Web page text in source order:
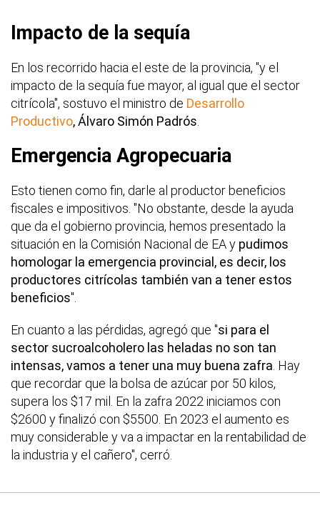
Impacto de la sequía
En los recorrido hacia el este de la provincia, "y el
impacto de la sequía fue mayor, al igual que el sector
citrícola", sostuvo el ministro de Desarrollo
Productivo, Álvaro Simón Padrós
Emergencia Agropecuaria
Esto tienen como fin, darle al productor beneficios
fiscales e impositivos. "No obstante, desde la ayuda
que da el gobierno provincia, hemos presentado la
situación en la Comisión Nacional de EA y pudimos
homologar la emergencia provincial, es decir, los
productores citrícolas también van a tener estos
beneficios".
En cuanto a las pérdidas, agregó que "si para el
sector sucroalcoholero las heladas no son tan
intensas, vamos a tener una muy buena zafra . Hay
que recordar que la bolsa de azúcar por 50 kilos,
supera los $17 mil. En la zafra 2022 iniciamos con
$2600 y finalizó con $5500. En 2023 el aumento es
muy considerable y va a impactar en la rentabilidad de
la industria y el cañero", cerró.